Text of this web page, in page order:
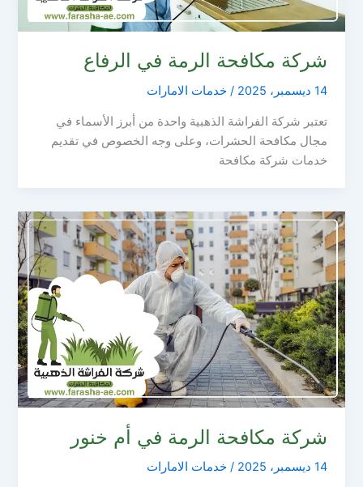
شركة مكافحة الرمة في الرفاع
14 ديسمبر، 2025 /خدمات الامارات
تعتبر شركة الفراشة الذهبية واحدة من أبرز الأسماء في
مجال مكافحة الحشرات، وعلى وجه الخصوص في تقديم
خدمات شركة مكافحة
شركة مكافحة الرمة في أم خنور
14 ديسمبر، 2025 /خدمات الامارات